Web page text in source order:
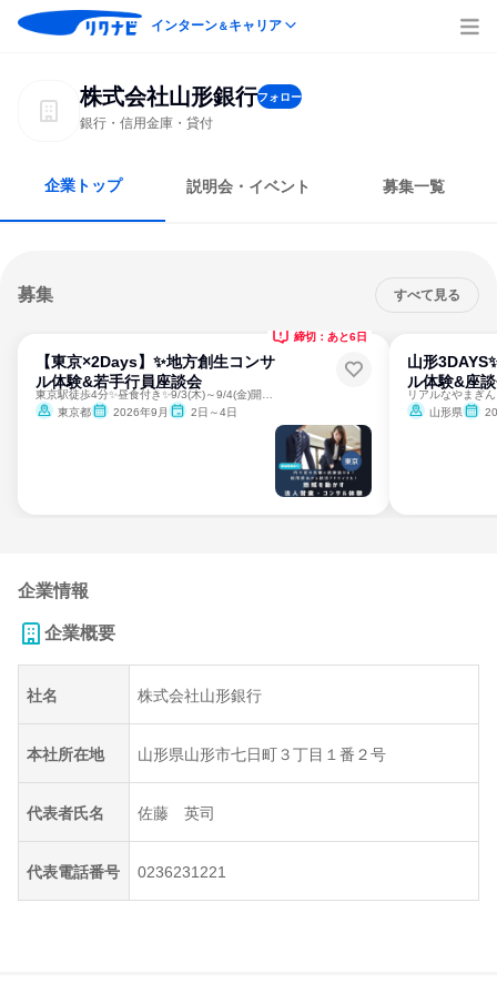
インターン＆キャリア
株式会社山形銀行フォロー
銀行・信用金庫・貸付
企業トップ 説明会・イベント 募集一覧
募集 すべて見る
【東京×2Days】✨地方創生コンサ
ル体験&若手行員座談会
東京都
2026年9月 2日～4日
締切：あと6日
山形
ル体験&座
山形県
企業情報
企業概要
社名 株式会社山形銀行
本社所在地 山形県山形市七日町３丁目１番２号
代表者氏名 佐藤 英司
代表電話番号 0236231221